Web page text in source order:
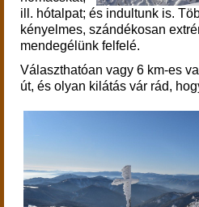
ill. hótalpat; és indultunk is.
kényelmes, szándékosan
mendegélünk felfelé.
Választhatóan vagy 6 km-es
út, és olyan kilátás vár rád,